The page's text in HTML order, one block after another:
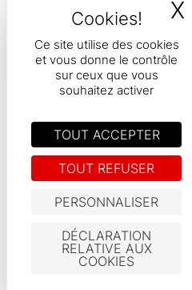
Ce site utilise des cookies
et vous donne le contrôle
sur ceux que vous
souhaitez activer
TOUT ACCEPTER
TOUT REFUSER
PERSONNALISER
DÉCLARATION
RELATIVE AUX
COOKIES
X
Parking
POLITIQUE DE
MENTIONS
RGPD
© 2026
Maintenance du
Crédits